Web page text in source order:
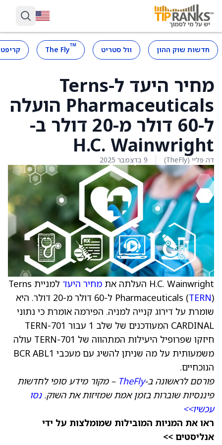
חדשות שוק ההון וול סטריט ™
The Fly
מחיר היעד ל-Terns
Pharmaceuticals הועלה
ל-60 דולר מ-20 דולר ב-
H.C. Wainwright
דה פליי (TheFly) 9 בדצמבר 2025
H.C. Wainwright העלתה את מחיר היעד
למניית Terns
Pharmaceuticals (TERN
) ל-60 דולר מ-20 דולר. היא
שומרת על דירוג קנייה למניה. הפירמה אומרת כי נתוני
CARDINAL המעודכנים של שלב 1 עבור TERN-701
חיזקו שפרופיל היעילות המתהווה של TERN-701 עולה
משמעותית על מה שניתן להשיג עם מעכבי BCR ABL1
הנוכחיים.
פורסם לראשונה ב-TheFly – מקור מידע סופי לחדשות
פיננסיות שוברות בזמן אמת שמזיזות את השוק.נסו
עכשיו>>
ראו את המניות המובילות שמומלצות על ידי
אנליסטים >>